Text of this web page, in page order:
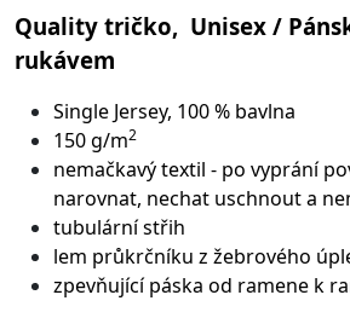
Quality tričko, Unisex /
rukávem
Single Jersey, 100 % bavlna
150 g/m2
nemačkavý textil - po vyprání
narovnat, nechat uschnout a
tubulární střih
lem průkrčníku z žebrového
zpevňující páska od ramene k